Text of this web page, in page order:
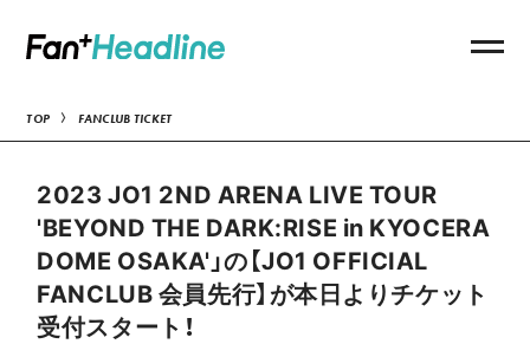
TOP FANCLUB TICKET
2023 JO1 2ND ARENA LIVE TOUR
'BEYOND THE DARK:RISE in KYOCERA
DOME OSAKA'」の【JO1 OFFICIAL
FANCLUB 会員先行】が本日よりチケット
受付スタート！